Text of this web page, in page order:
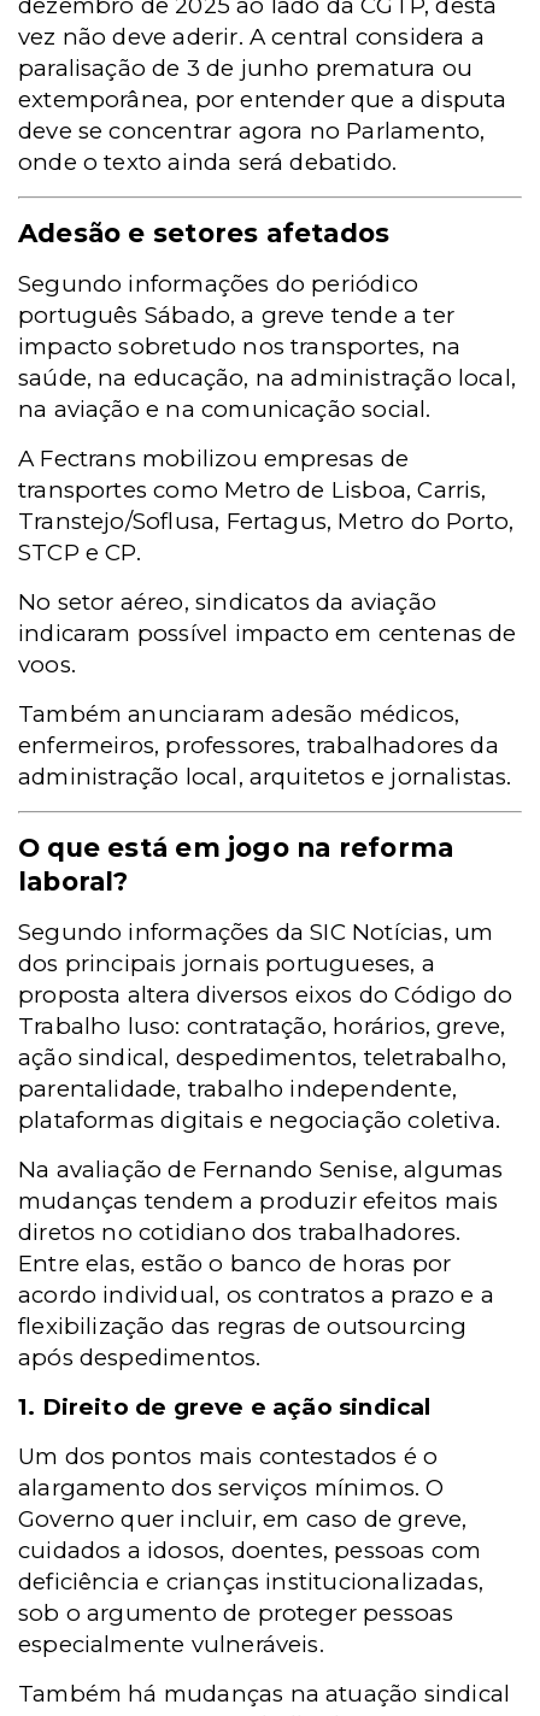
dezembro de 2025 ao lado da CGTP, desta
vez não deve aderir. A central considera a
paralisação de 3 de junho prematura ou
extemporânea, por entender que a disputa
deve se concentrar agora no Parlamento,
onde o texto ainda será debatido.
Adesão e setores afetados
Segundo informações do periódico
português Sábado, a greve tende a ter
impacto sobretudo nos transportes, na
saúde, na educação, na administração local,
na aviação e na comunicação social.
A Fectrans mobilizou empresas de
transportes como Metro de Lisboa, Carris,
Transtejo/Soflusa, Fertagus, Metro do Porto,
STCP e CP.
No setor aéreo, sindicatos da aviação
indicaram possível impacto em centenas de
voos.
Também anunciaram adesão médicos,
enfermeiros, professores, trabalhadores da
administração local, arquitetos e jornalistas.
O que está em jogo na reforma
laboral?
Segundo informações da SIC Notícias, um
dos principais jornais portugueses, a
proposta altera diversos eixos do Código do
Trabalho luso: contratação, horários, greve,
ação sindical, despedimentos, teletrabalho,
parentalidade, trabalho independente,
plataformas digitais e negociação coletiva.
Na avaliação de Fernando Senise, algumas
mudanças tendem a produzir efeitos mais
diretos no cotidiano dos trabalhadores.
Entre elas, estão o banco de horas por
acordo individual, os contratos a prazo e a
flexibilização das regras de outsourcing
após despedimentos.
1. Direito de greve e ação sindical
Um dos pontos mais contestados é o
alargamento dos serviços mínimos. O
Governo quer incluir, em caso de greve,
cuidados a idosos, doentes, pessoas com
deficiência e crianças institucionalizadas,
sob o argumento de proteger pessoas
especialmente vulneráveis.
Também há mudanças na atuação sindical